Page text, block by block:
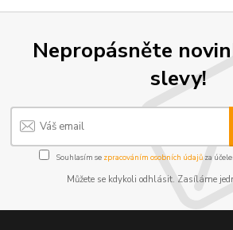
Nepropásněte
slevy!
Souhlasím se zpracováním osobních údajůza
Můžete se kdykoli odhlásit. Zasíláme